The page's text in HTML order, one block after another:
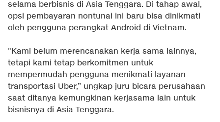
selama berbisnis di Asia Tenggara. Di tahap awal,
opsi pembayaran nontunai ini baru bisa dinikmati
oleh pengguna perangkat Android di Vietnam.
"Kami belum merencanakan kerja sama lainnya,
tetapi kami tetap berkomitmen untuk
mempermudah pengguna menikmati layanan
transportasi Uber,” ungkap juru bicara perusahaan
saat ditanya kemungkinan kerjasama lain untuk
bisnisnya di Asia Tenggara.